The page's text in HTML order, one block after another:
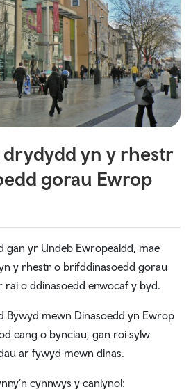
drydydd yn y rhestr
gorau Ewrop
gan yr Undeb Ewropeaidd, mae
y rhestr o brifddinasoedd gorau
o ddinasoedd enwocaf y byd.
Bywyd mewn Dinasoedd yn Ewrop
eang o bynciau, gan roi sylw
ar fywyd mewn dinas.
cynnwys y canlynol: